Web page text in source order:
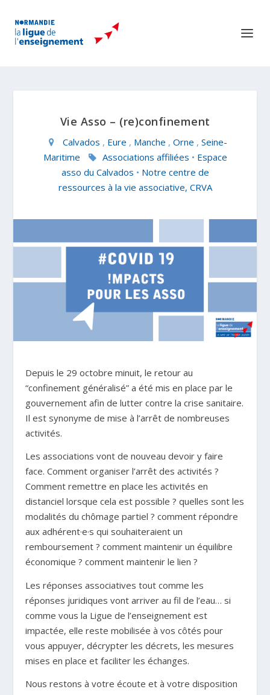
Vie Asso – (re)confinement
Calvados , Eure , Manche , Orne , Seine-
Maritime
Associations affiliées • Espace
asso du Calvados • Notre centre de
ressources à la vie associative, CRVA
Depuis le 29 octobre minuit, le retour au
“confinement généralisé” a été mis en place par le
gouvernement afin de lutter contre la crise sanitaire.
Il est synonyme de mise à l’arrêt de nombreuses
activités.
Les associations vont de nouveau devoir y faire
face. Comment organiser l’arrêt des activités ?
Comment remettre en place les activités en
distanciel lorsque cela est possible ? quelles sont les
modalités du chômage partiel ? comment répondre
aux adhérent·e·s qui souhaiteraient un
remboursement ? comment maintenir un équilibre
économique ? comment maintenir le lien ?
Les réponses associatives tout comme les
réponses juridiques vont arriver au fil de l’eau… si
comme vous la Ligue de l’enseignement est
impactée, elle reste mobilisée à vos côtés pour
vous appuyer, décrypter les décrets, les mesures
mises en place et faciliter les échanges.
Nous restons à votre écoute et à votre disposition